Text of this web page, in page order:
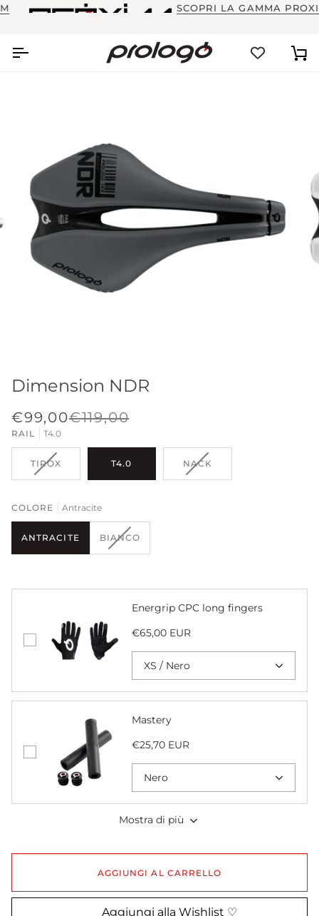
Salta
SCOPRI LA GAMMA PROXIM
Dimension NDR
€99,00€119,00
RAIL T4.0
TIROXVARIANTE
NON
DISPONIBILE
T4.0 NACKVARIANTE
COLORE Antracite
ANTRACITE BIANCOVARIANTE
DISPONIBILE
Energrip CPC long fingers
€65,00 EUR
XS / Nero
Mastery
€25,70 EUR
Nero
Mostra di più
AGGIUNGI AL CARRELLO
Aggiungi alla Wishlist ♡